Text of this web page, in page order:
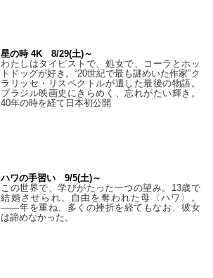
星の時 4K 8/29(土)～
わたしはタイピストで、処⼥で、コーラとホッ
トドッグが好き。“20世紀で最も謎めいた作家”ク
ラリッセ・リスペクトルが遺した最後の物語。
ブラジル映画史にきらめく、忘れがたい輝き。
40年の時を経て⽇本初公開
ハワの手習い 9/5(土)～
この世界で、学びがたった一つの望み。13歳で
結婚させられ、自由を奪われた母〈ハワ〉。
——年を重ね、多くの挫折を経てもなお、彼女
は諦めなかった。